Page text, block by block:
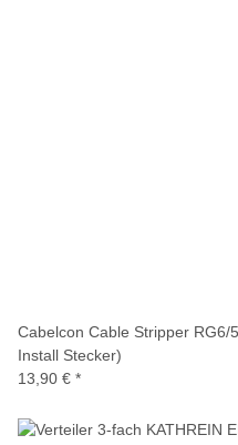
Cabelcon Cable Stripper RG6/
Install Stecker)
13,90 € *